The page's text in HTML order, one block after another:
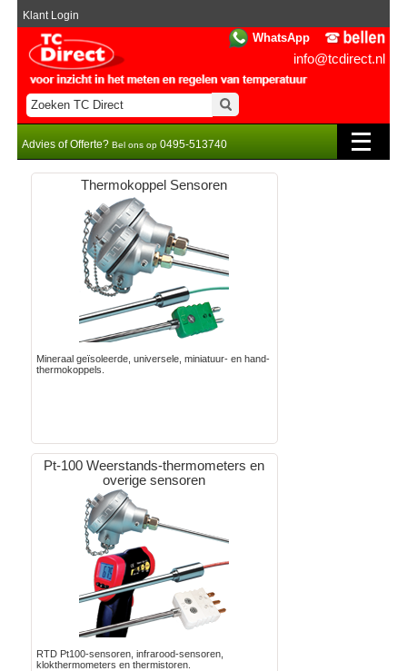
WhatsApp
info@tcdirect.nl
Klant Login
Advies of Offerte? Bel ons op 0495-513740
Thermokoppel Sensoren
Mineraal geïsoleerde, universele, miniatuur- en hand-
thermokoppels.
Pt-100 Weerstands-thermometers en
overige sensoren
RTD Pt100-sensoren, infrarood-sensoren,
klokthermometers en thermistoren.